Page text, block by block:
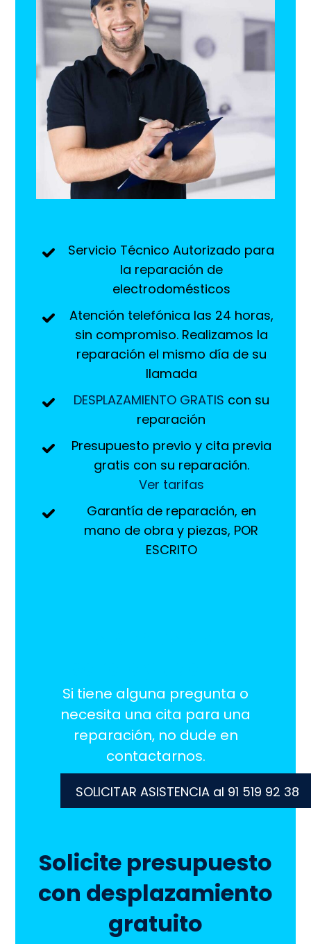
Servicio Técnico Autorizado para
la reparación de
electrodomésticos
Atención telefónica las 24 horas,
sin compromiso. Realizamos la
reparación el mismo día de su
llamada
DESPLAZAMIENTO GRATIS con su
reparación
Presupuesto previo y cita previa
gratis con su reparación.
Ver tarifas
Garantía de reparación, en
mano de obra y piezas, POR
ESCRITO
Si tiene alguna pregunta o
necesita una cita para una
reparación, no dude en
contactarnos.
SOLICITAR ASISTENCIA al 91 519 92 38
Solicite presupuesto
con desplazamiento
gratuito